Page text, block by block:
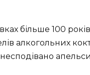
більше 100
алкогольних